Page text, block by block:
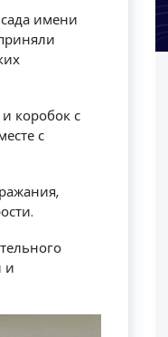
имени
коробок с
с
и